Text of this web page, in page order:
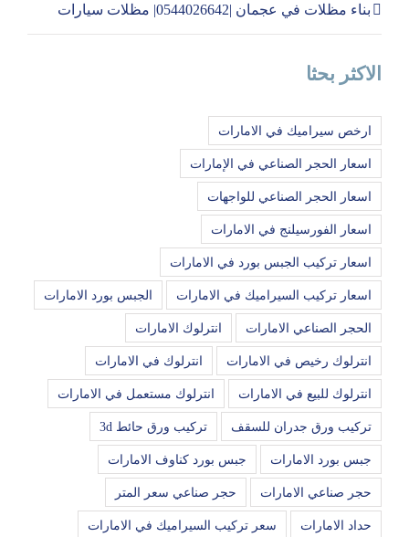
بناء مظلات في عجمان |0544026642| مظلات سيارات
الاكثر بحثا
ارخص سيراميك في الامارات
اسعار الحجر الصناعي في الإمارات
اسعار الحجر الصناعي للواجهات
اسعار الفورسيلنج في الامارات
اسعار تركيب الجبس بورد في الامارات
اسعار تركيب السيراميك في الامارات الجبس بورد الامارات
الحجر الصناعي الامارات انترلوك الامارات
انترلوك رخيص في الامارات انترلوك في الامارات
انترلوك للبيع في الامارات انترلوك مستعمل في الامارات
تركيب ورق جدران للسقف تركيب ورق حائط 3d
جبس بورد الامارات جبس بورد كناوف الامارات
حجر صناعي الامارات حجر صناعي سعر المتر
حداد الامارات سعر تركيب السيراميك في الامارات